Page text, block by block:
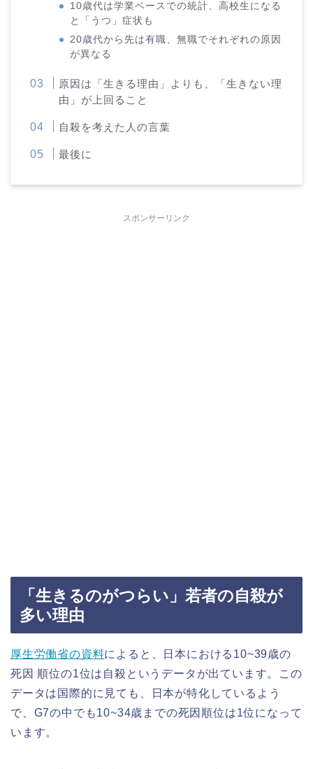
10歳代は学業ベースでの統計、高校生になる
と「うつ」症状も
20歳代から先は有職、無職でそれぞれの原因
が異なる
原因は「生きる理由」よりも、「生きない理
由」が上回ること
自殺を考えた人の言葉
最後に
スポンサーリンク
「生きるのがつらい」若者の自殺が
多い理由
厚生労働省の資料によると、日本における10~39歳の
死因 順位の1位は自殺というデータが出ています。この
データは国際的に見ても、日本が特化しているよう
で、G7の中でも10~34歳までの死因順位は1位になって
います。